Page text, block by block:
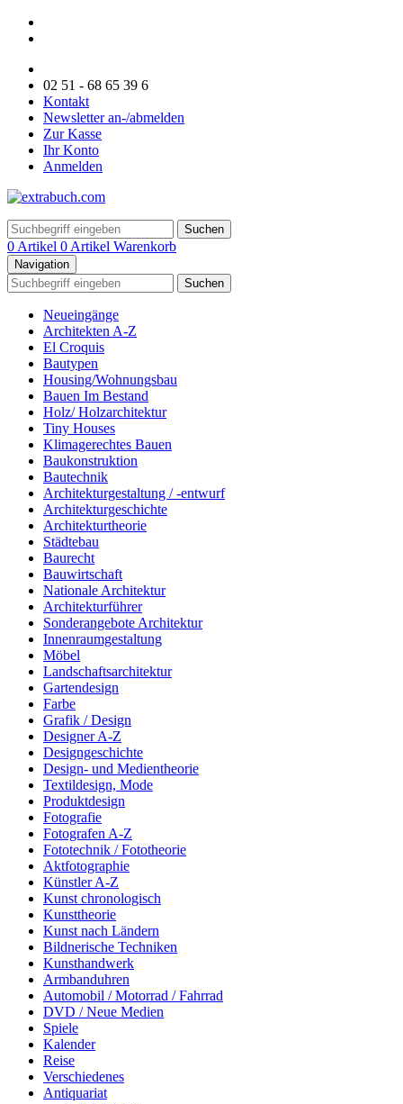
02 51 - 68 65 39 6
Kontakt
Newsletter an-/abmelden
Zur Kasse
Ihr Konto
Anmelden
Suchen
0 Artikel 0 Artikel Warenkorb
Navigation
Suchen
Neueingänge
Architekten A-Z
El Croquis
Bautypen
Housing/Wohnungsbau
Bauen Im Bestand
Holz/ Holzarchitektur
Tiny Houses
Klimagerechtes Bauen
Baukonstruktion
Bautechnik
Architekturgestaltung / -entwurf
Architekturgeschichte
Architekturtheorie
Städtebau
Baurecht
Bauwirtschaft
Nationale Architektur
Architekturführer
Sonderangebote Architektur
Innenraumgestaltung
Möbel
Landschaftsarchitektur
Gartendesign
Farbe
Grafik / Design
Designer A-Z
Designgeschichte
Design- und Medientheorie
Textildesign, Mode
Produktdesign
Fotografie
Fotografen A-Z
Fototechnik / Fototheorie
Aktfotographie
Künstler A-Z
Kunst chronologisch
Kunsttheorie
Kunst nach Ländern
Bildnerische Techniken
Kunsthandwerk
Armbanduhren
Automobil / Motorrad / Fahrrad
DVD / Neue Medien
Spiele
Kalender
Reise
Verschiedenes
Antiquariat